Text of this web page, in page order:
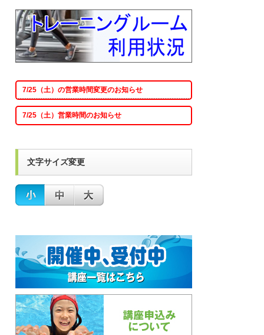
7/25（土）の営業時間変更のお知らせ
7/25（土）営業時間のお知らせ
文字サイズ変更